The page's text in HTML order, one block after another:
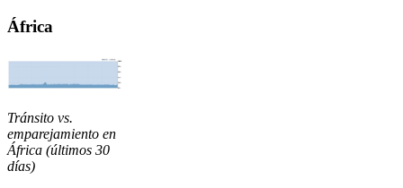
África
Tránsito vs.
emparejamiento en
África (últimos 30
días)